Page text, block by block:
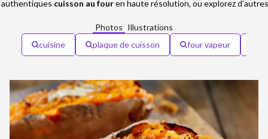
authentiques cuisson au fouren haute résolution, ou explorez
Photos Illustrations
cuisine
plaque de cuisson four vapeur